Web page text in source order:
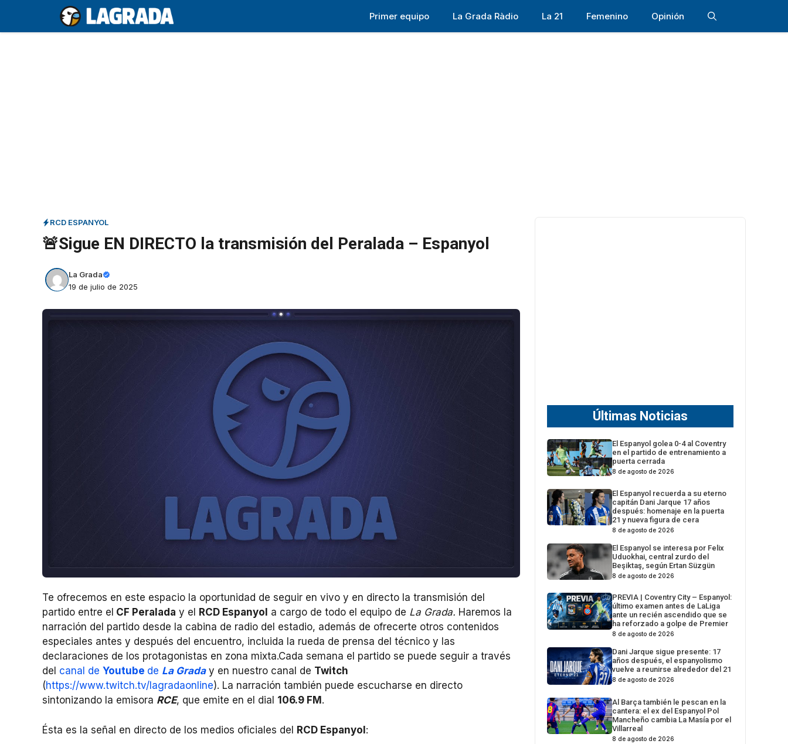
contenido
Primer equipo La Grada Ràdio La 21 Femenino Opinión
RCD ESPANYOL
🚨Sigue EN DIRECTO la transmisión del Peralada – Espanyol
La Grada
19 de julio de 2025
Te ofrecemos en este espacio la oportunidad de seguir en vivo y en directo la transmisión del
partido entre el CF Peralada y el RCD Espanyol a cargo de todo el equipo de La Grada. Haremos la
narración del partido desde la cabina de radio del estadio, además de ofrecerte otros contenidos
especiales antes y después del encuentro, incluida la rueda de prensa del técnico y las
declaraciones de los protagonistas en zona mixta.Cada semana el partido se puede seguir a través
del canal de Youtube de La Graday en nuestro canal de Twitch
(https://www.twitch.tv/lagradaonline). La narración también puede escucharse en directo
sintonizando la emisora RCE, que emite en el dial 106.9 FM .
Ésta es la señal en directo de los medios oficiales del RCD Espanyol:
Últimas Noticias
El Espanyol golea 0-4 al Coventry
en el partido de entrenamiento a
puerta cerrada
8 de agosto de 2026
El Espanyol recuerda a su eterno
capitán Dani Jarque 17 años
después: homenaje en la puerta
21 y nueva figura de cera
8 de agosto de 2026
El Espanyol se interesa por Felix
Uduokhai, central zurdo del
Beşiktaş, según Ertan Süzgün
8 de agosto de 2026
PREVIA | Coventry City – Espanyol:
último examen antes de LaLiga
ante un recién ascendido que se
ha reforzado a golpe de Premier
8 de agosto de 2026
Dani Jarque sigue presente: 17
años después, el espanyolismo
vuelve a reunirse alrededor del 21
8 de agosto de 2026
Al Barça también le pescan en la
cantera: el ex del Espanyol Pol
Mancheño cambia La Masía por el
Villarreal
8 de agosto de 2026